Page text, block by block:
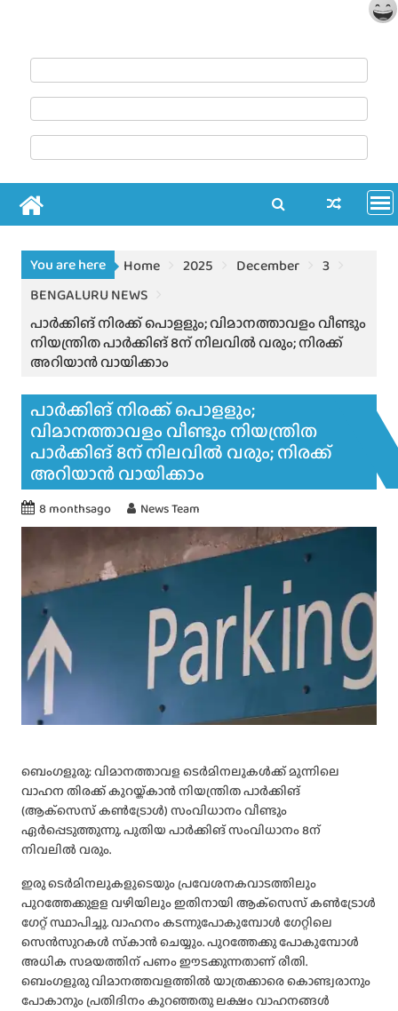
You are here Home 2025 December
3
BENGALURU NEWS
പാര്‍ക്കിങ് നിരക്ക് പൊളളും; വിമാനത്താവളം വീണ്ടും
നിയന്ത്രിത പാര്‍ക്കിങ് 8ന് നിലവില്‍ വരും; നിരക്ക്
അറിയാൻ വായിക്കാം
പാര്‍ക്കിങ് നിരക്ക് പൊളളും;
വിമാനത്താവളം വീണ്ടും നിയന്ത്രിത
പാര്‍ക്കിങ് 8ന് നിലവില്‍ വരും; നിരക്ക്
അറിയാൻ വായിക്കാം
8 monthsago News Team
ബെംഗളൂരു: വിമാനത്താവള ടെര്‍മിനലുകള്‍ക്ക് മുന്നിലെ
വാഹന തിരക്ക് കുറയ്ക്കാന്‍ നിയന്ത്രിത പാര്‍ക്കിങ്
(ആക്‌സെസ് കണ്‍ട്രോള്‍) സംവിധാനം വീണ്ടും
ഏര്‍പ്പെടുത്തുന്നു. പുതിയ പാര്‍ക്കിങ് സംവിധാനം 8ന്
നിവലില്‍ വരും.
ഇരു ടെര്‍മിനലുകളുടെയും പ്രവേശനകവാടത്തിലും
പുറത്തേക്കുളള വഴിയിലും ഇതിനായി ആക്‌സെസ് കണ്‍ട്രോള്‍
ഗേറ്റ് സ്ഥാപിച്ചു. വാഹനം കടന്നുപോകുമ്പോള്‍ ഗേറ്റിലെ
സെന്‍സുറകള്‍ സ്‌കാന്‍ ചെയ്യും. പുറത്തേക്കു പോകുമ്പോള്‍
അധിക സമയത്തിന് പണം ഈടക്കുന്നതാണ് രീതി.
ബെംഗളൂരു വിമാനത്തവളത്തില്‍ യാത്രക്കാരെ കൊണ്ട്വരാനും
പോകാനും പ്രതിദിനം കുറഞ്ഞതു ലക്ഷം വാഹനങ്ങള്‍